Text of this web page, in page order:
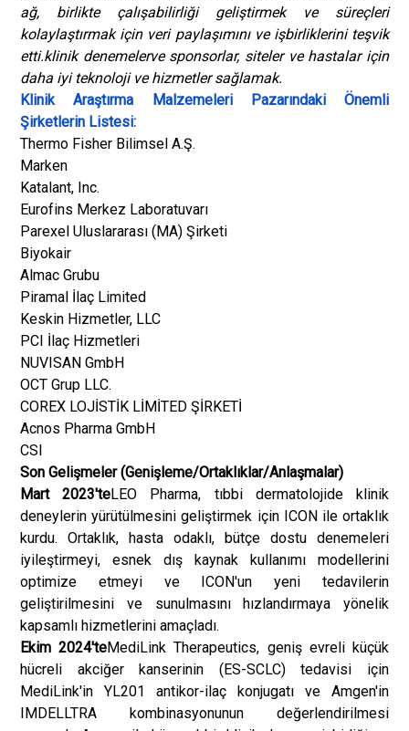
ağ, birlikte çalışabilirliği geliştirmek ve süreçleri
kolaylaştırmak için veri paylaşımını ve işbirliklerini teşvik
etti.klinik denemelerve sponsorlar, siteler ve hastalar için
daha iyi teknoloji ve hizmetler sağlamak.
Klinik Araştırma Malzemeleri Pazarındaki Önemli
Şirketlerin Listesi:
Thermo Fisher Bilimsel A.Ş.
Marken
Katalant, Inc.
Eurofins Merkez Laboratuvarı
Parexel Uluslararası (MA) Şirketi
Biyokair
Almac Grubu
Piramal İlaç Limited
Keskin Hizmetler, LLC
PCI İlaç Hizmetleri
NUVISAN GmbH
OCT Grup LLC.
COREX LOJİSTİK LİMİTED ŞİRKETİ
Acnos Pharma GmbH
CSI
Son Gelişmeler (Genişleme/Ortaklıklar/Anlaşmalar)
Mart 2023'teLEO Pharma, tıbbi dermatolojide klinik
deneylerin yürütülmesini geliştirmek için ICON ile ortaklık
kurdu. Ortaklık, hasta odaklı, bütçe dostu denemeleri
iyileştirmeyi, esnek dış kaynak kullanımı modellerini
optimize etmeyi ve ICON'un yeni tedavilerin
geliştirilmesini ve sunulmasını hızlandırmaya yönelik
kapsamlı hizmetlerini amaçladı.
Ekim 2024'teMediLink Therapeutics, geniş evreli küçük
hücreli akciğer kanserinin (ES-SCLC) tedavisi için
MediLink'in YL201 antikor-ilaç konjugatı ve Amgen'in
IMDELLTRA kombinasyonunun değerlendirilmesi